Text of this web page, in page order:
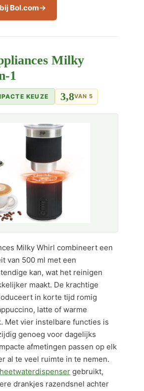
Bol.com
Milky
1
KEUZE 3,8VAN 5
Milky Whirl combineert een
van 500 ml met een
kan, wat het reinigen
maakt. De krachtige
in korte tijd romig
latte of warme
Met vier instelbare functies is
genoeg voor dagelijks
afmetingen passen op elk
al te veel ruimte in te nemen.
heetwaterdispenser gebruikt,
drankjes razendsnel achter